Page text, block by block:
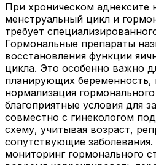
При хроническом аднексите
менструальный цикл и
требует
Гормональные препараты
восстановления функции
цикла. Это особенно важно
планирующих беременность,
нормализация
благоприятные условия для
совместно с гинекологом
схему, учитывая возраст,
сопутствующие заболевания.
мониторинг гормонального